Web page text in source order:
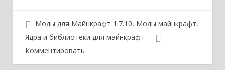
г
а
Моды для Майнкрафт 1.7.10, Моды майнкрафт,
Ядра и библиотеки для майнкрафт
Комментировать